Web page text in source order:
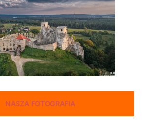
NASZA FOTOGRAFIA